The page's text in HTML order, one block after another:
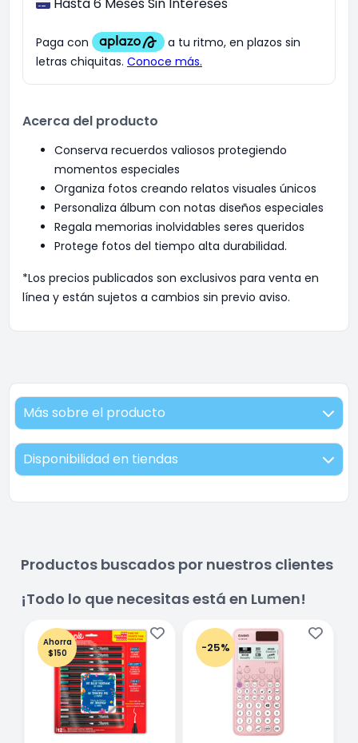
Acerca del producto
Conserva recuerdos valiosos protegiendo
momentos especiales
Organiza fotos creando relatos visuales únicos
Personaliza álbum con notas diseños especiales
Regala memorias inolvidables seres queridos
Protege fotos del tiempo alta durabilidad.
*Los precios publicados son exclusivos para venta en
línea y están sujetos a cambios sin previo aviso.
Más sobre el producto
Disponibilidad en tiendas
Productos buscados por nuestros clientes
¡Todo lo que necesitas está en Lumen!
Ahorra
$150
-25%